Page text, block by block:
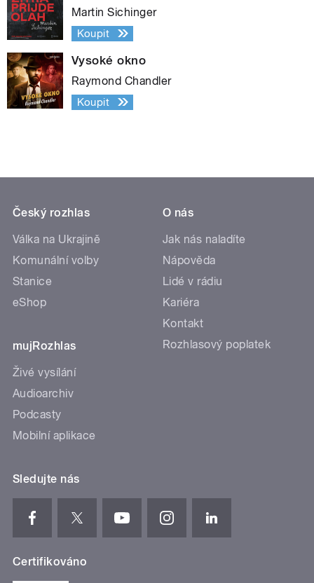
Martin Sichinger
Koupit
Vysoké okno
Raymond Chandler
Koupit
Český rozhlas
Válka na Ukrajině
Komunální volby
Stanice
eShop
mujRozhlas
Živé vysílání
Audioarchiv
Podcasty
Mobilní aplikace
O nás
Jak nás naladíte
Nápověda
Lidé v rádiu
Kariéra
Kontakt
Rozhlasový poplatek
Sledujte nás
Certifikováno